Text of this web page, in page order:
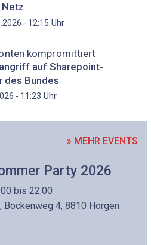
- 12:15 Uhr
kompromittiert
auf Sharepoint-
des Bundes
- 11:23 Uhr
» MEHR EVENTS
Party 2026
bis 22:00
Bockenweg 4, 8810 Horgen